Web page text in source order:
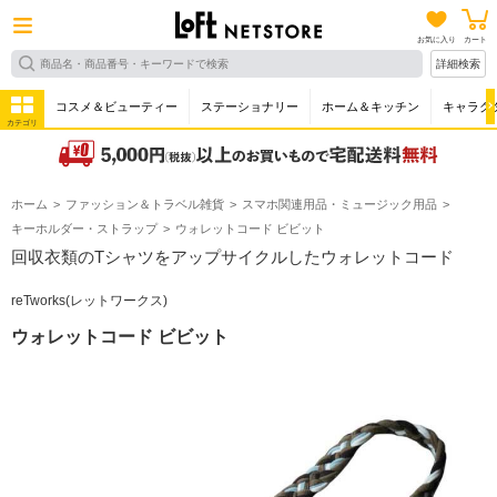
お気に入り カート
詳細検索
カテゴリ
コスメ＆ビューティー ステーショナリー ホーム＆キッチン キャラク
ホーム ファッション＆トラベル雑貨
スマホ関連用品・ミュージック用品
キーホルダー・ストラップ
ウォレットコード ビビット
回収衣類のTシャツをアップサイクルしたウォレットコード
reTworks(レットワークス)
ウォレットコード ビビット